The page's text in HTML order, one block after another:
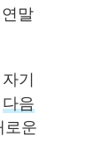
말
기
다음
로운